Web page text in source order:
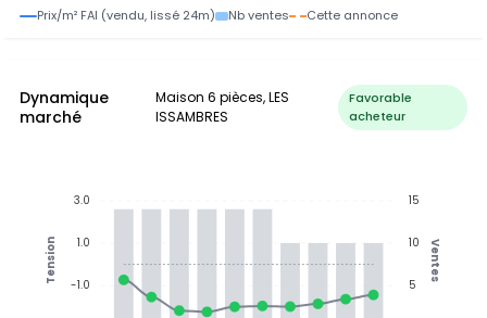
Prix/m² FAI (vendu, lissé 24m) Nb ventes Cette annonce
Dynamique
marché
Maison 6 pièces, LES
ISSAMBRES
Favorable
acheteur
15
10
5
Ventes
3.0
1.0
-1.0
Tension